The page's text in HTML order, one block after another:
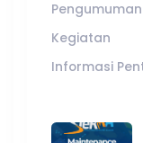
Pengumuman
Kegiatan
Informasi